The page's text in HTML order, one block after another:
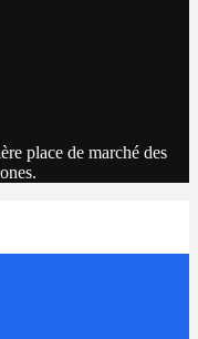
place de marché des